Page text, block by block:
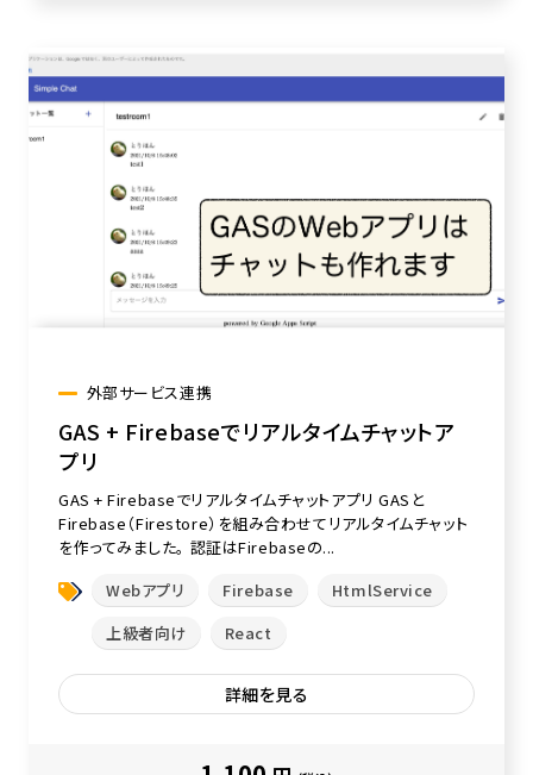
外部サービス連携
GAS + Firebaseでリアルタイムチャットア
プリ
GAS + Firebaseでリアルタイムチャットアプリ GASと
Firebase（Firestore）を組み合わせてリアルタイムチャット
を作ってみました。 認証はFirebaseの...
Webアプリ
Firebase
HtmlService
上級者向け
React
詳細を見る